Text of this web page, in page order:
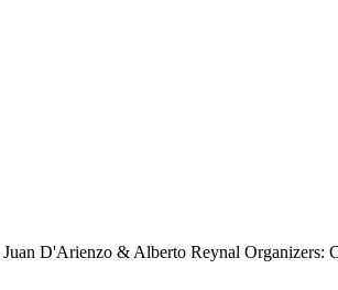
D'Arienzo & Alberto Reynal Organizers: